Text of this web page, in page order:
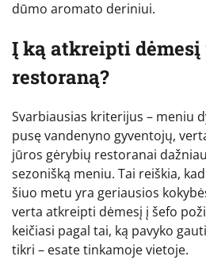
dūmo aromato deriniui.
Į ką atkreipti
restoraną?
Svarbiausias kriterijus – meniu
pusę vandenyno gyventojų,
jūros gėrybių restoranai
sezonišką meniu. Tai reiškia,
šiuo metu yra geriausios
verta atkreipti dėmesį į šefo
keičiasi pagal tai, ką pavyko
tikri – esate tinkamoje vietoje.